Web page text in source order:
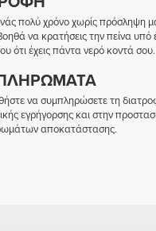
πολύ χρόνο χωρίς πρόσληψη
να κρατήσεις την πείνα υπό
ότι έχεις πάντα νερό κοντά σου.
να συμπληρώσετε τη
εγρήγορσης και στην
αποκατάστασης.